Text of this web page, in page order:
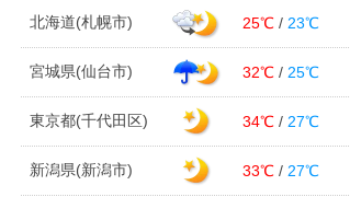
北海道(札幌市) 25℃ / 23℃
宮城県(仙台市) 32℃ / 25℃
東京都(千代田区) 34℃ / 27℃
新潟県(新潟市) 33℃ / 27℃